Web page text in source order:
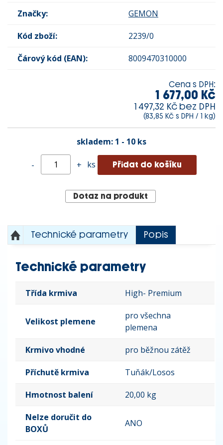
Značky: GEMON
Kód zboží: 2239/0
Čárový kód (EAN): 8009470310000
Cena s DPH:
1 677,00 Kč
1 497,32 Kč bez DPH
(83,85 Kč s DPH / 1 kg)
skladem: 1 - 10 ks
- + ks
Dotaz na produkt
Technické parametry Popis
Technické parametry
Třída krmiva High- Premium
Velikost plemene
pro všechna
plemena
Krmivo vhodné pro běžnou zátěž
Příchutě krmiva Tuňák/Losos
Hmotnost balení 20,00 kg
Nelze doručit do
BOXŮ
ANO